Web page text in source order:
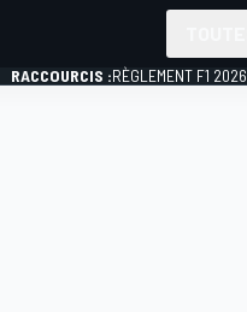
RACCOURCIS :RÈGLEMENT F1 2026